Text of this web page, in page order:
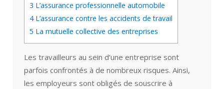
3 L’assurance professionnelle automobile
4L’assurance contre les accidents de travail
5 La mutuelle collective des entreprises
Les travailleurs au sein d’une entreprise sont
parfois confrontés à de nombreux risques. Ainsi,
les employeurs sont obligés de souscrire à